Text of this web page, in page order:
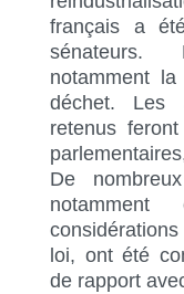
français a
sénateurs.
notamment
déchet. Les
retenus
De
loi, ont été
de rapport